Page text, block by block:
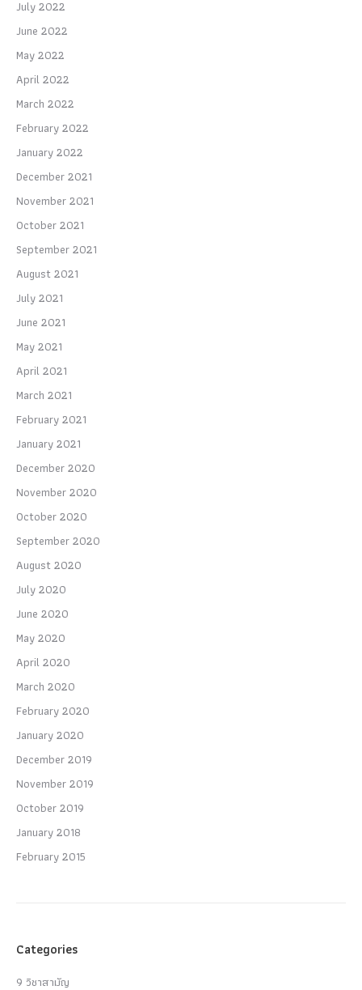
July 2022
June 2022
May 2022
April 2022
March 2022
February 2022
January 2022
December 2021
November 2021
October 2021
September 2021
August 2021
July 2021
June 2021
May 2021
April 2021
March 2021
February 2021
January 2021
December 2020
November 2020
October 2020
September 2020
August 2020
July 2020
June 2020
May 2020
April 2020
March 2020
February 2020
January 2020
December 2019
November 2019
October 2019
January 2018
February 2015
Categories
9 วิชาสามัญ